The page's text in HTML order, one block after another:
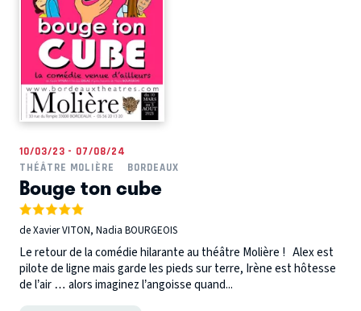
10/03/23 - 07/08/24
THÉÂTRE MOLIÈRE
BORDEAUX
Bouge ton cube
de Xavier VITON, Nadia BOURGEOIS
Le retour de la comédie hilarante au théâtre Molière ! Alex est
pilote de ligne mais garde les pieds sur terre, Irène est hôtesse
de l’air … alors imaginez l’angoisse quand...